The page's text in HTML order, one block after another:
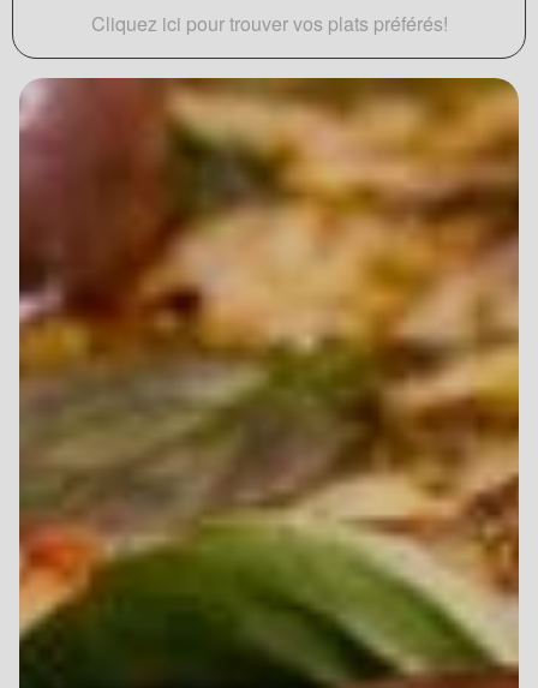
Cliquez ici pour trouver vos plats préférés!